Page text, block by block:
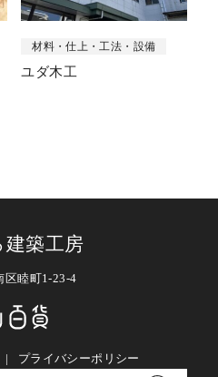
材料・仕上・工法・設備
ユダ木工
築工房
区睦町1-23-4
プライバシーポリシー